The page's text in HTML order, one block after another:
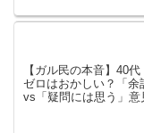
【ガル民の本音】40
ゼロはおかしい？「余
vs「疑問には思う」意